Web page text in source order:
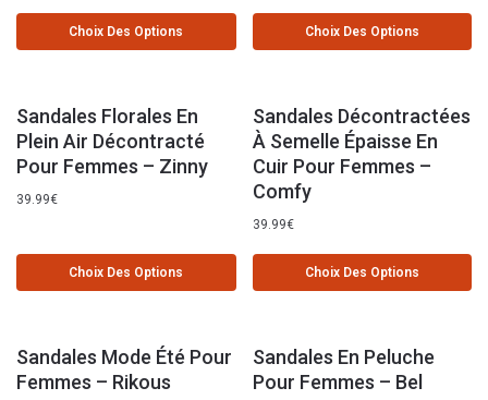
Choix Des Options Choix Des Options
Sandales Florales En
Plein Air Décontracté
Pour Femmes – Zinny
39.99€
Choix Des Options
Sandales Décontractées
À Semelle Épaisse En
Cuir Pour Femmes –
Comfy
39.99€
Choix Des Options
Sandales Mode Été Pour
Femmes – Rikous
Sandales En Peluche
Pour Femmes – Bel